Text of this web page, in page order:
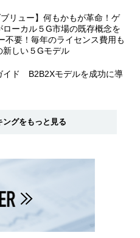
リュー】何もかもが革命！ゲ
ーカル５G市場の既存概念を
不要！毎年のライセンス費用も
しい５Gモデル
イド B2B2Xモデルを成功に導
ングをもっと見る